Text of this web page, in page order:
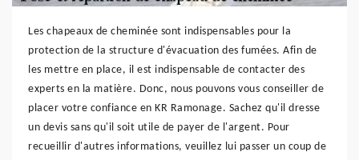
Les chapeaux de cheminée sont indispensables pour la
protection de la structure d'évacuation des fumées. Afin de
les mettre en place, il est indispensable de contacter des
experts en la matière. Donc, nous pouvons vous conseiller de
placer votre confiance en KR Ramonage. Sachez qu'il dresse
un devis sans qu'il soit utile de payer de l'argent. Pour
recueillir d'autres informations, veuillez lui passer un coup de